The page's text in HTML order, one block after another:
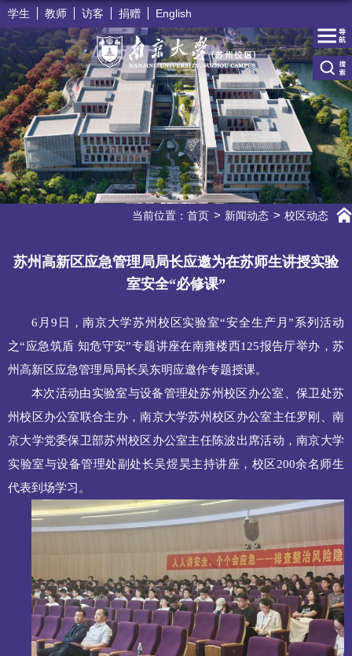
学生 教师 访客 捐赠 English
当前位置： 首页 新闻动态 校区动态
苏州高新区应急管理局局长应邀为在苏师生讲授实验
室安全“必修课”
6月9日，南京大学苏州校区实验室“安全生产月”系列活动
之“应急筑盾 知危守安”专题讲座在南雍楼西125报告厅举办，苏
州高新区应急管理局局长吴东明应邀作专题授课。
本次活动由实验室与设备管理处苏州校区办公室、保卫处苏
州校区办公室联合主办，南京大学苏州校区办公室主任罗刚、南
京大学党委保卫部苏州校区办公室主任陈波出席活动，南京大学
实验室与设备管理处副处长吴煜昊主持讲座，校区200余名师生
代表到场学习。